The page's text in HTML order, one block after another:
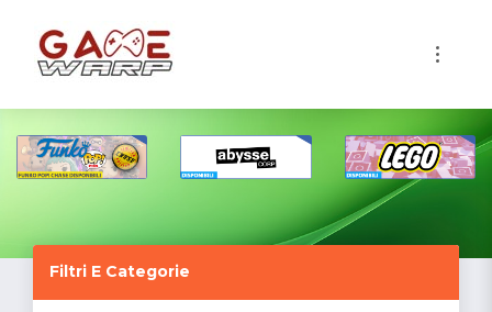
Filtri E Categorie